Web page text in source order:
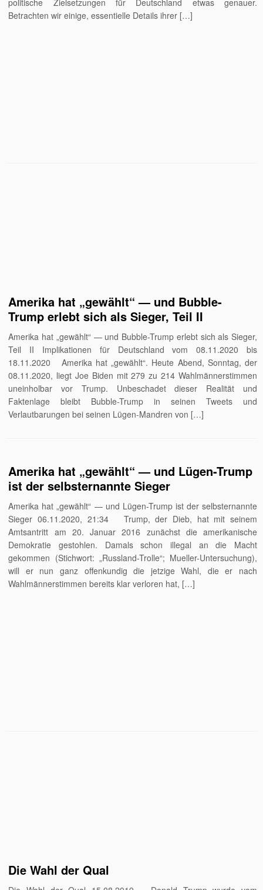
Betrachten wir einige, essentielle Details ihrer […]
Amerika hat „gewählt“ — und Bubble-
Trump erlebt sich als Sieger, Teil II
Amerika hat „gewählt“ — und Bubble-Trump erlebt sich als Sieger,
Teil II Implikationen für Deutschland vom 08.11.2020 bis
18.11.2020 Amerika hat „gewählt“. Heute Abend, Sonntag, der
08.11.2020, liegt Joe Biden mit 279 zu 214 Wahlmännerstimmen
uneinholbar vor Trump. Unbeschadet dieser Realität und
Faktenlage bleibt Bubble-Trump in seinen Tweets und
Verlautbarungen bei seinen Lügen-Mandren von […]
Amerika hat „gewählt“ — und Lügen-Trump
ist der selbsternannte Sieger
Amerika hat „gewählt“ — und Lügen-Trump ist der selbsternannte
Sieger 06.11.2020, 21:34 Trump, der Dieb, hat mit seinem
Amtsantritt am 20. Januar 2016 zunächst die amerikanische
Demokratie gestohlen. Damals schon illegal an die Macht
gekommen (Stichwort: „Russland-Trolle“; Mueller-Untersuchung),
will er nun ganz offenkundig die jetzige Wahl, die er nach
Wahlmännerstimmen bereits klar verloren hat, […]
Die Wahl der Qual